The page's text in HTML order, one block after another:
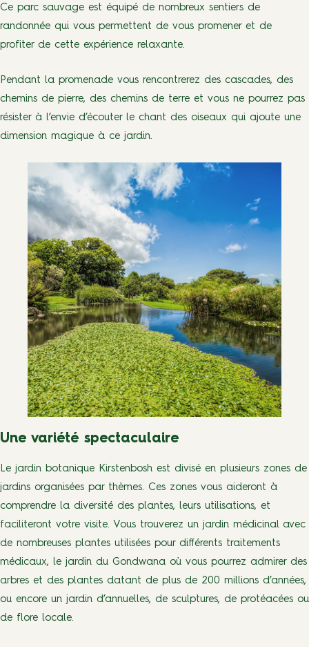
Ce parc sauvage est équipé de nombreux sentiers de
randonnée qui vous permettent de vous promener et de
profiter de cette expérience relaxante.
Pendant la promenade vous rencontrerez des cascades, des
chemins de pierre, des chemins de terre et vous ne pourrez pas
résister à l’envie d’écouter le chant des oiseaux qui ajoute une
dimension magique à ce jardin.
Une variété spectaculaire
Le jardin botanique Kirstenbosh est divisé en plusieurs zones de
jardins organisées par thèmes. Ces zones vous aideront à
comprendre la diversité des plantes, leurs utilisations, et
faciliteront votre visite. Vous trouverez un jardin médicinal avec
de nombreuses plantes utilisées pour différents traitements
médicaux, le jardin du Gondwana où vous pourrez admirer des
arbres et des plantes datant de plus de 200 millions d’années,
ou encore un jardin d’annuelles, de sculptures, de protéacées ou
de flore locale.